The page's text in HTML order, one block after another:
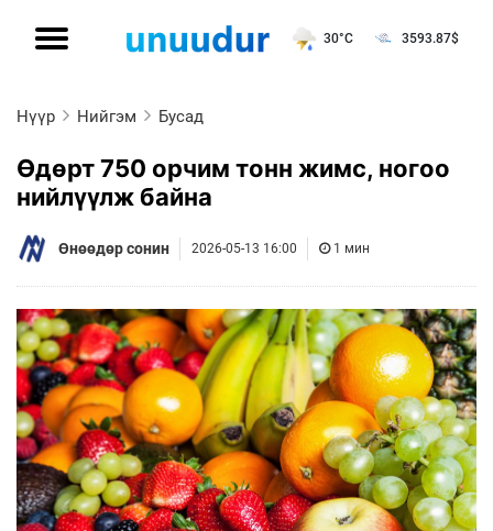
30°C 3593.87$
Нүүр Нийгэм Бусад
Өдөрт 750 орчим тонн жимс, ногоо
нийлүүлж байна
Өнөөдөр сонин 2026-05-13 16:00 1 мин